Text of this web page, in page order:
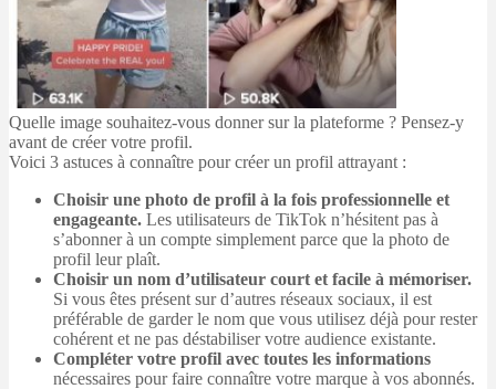
Quelle image souhaitez-vous donner sur la plateforme ? Pensez-y
avant de créer votre profil.
Voici 3 astuces à connaître pour créer un profil attrayant :
Choisir une photo de profil à la fois professionnelle et
engageante. Les utilisateurs de TikTok n’hésitent pas à
s’abonner à un compte simplement parce que la photo de
profil leur plaît.
Choisir un nom d’utilisateur court et facile à mémoriser.
Si vous êtes présent sur d’autres réseaux sociaux, il est
préférable de garder le nom que vous utilisez déjà pour rester
cohérent et ne pas déstabiliser votre audience existante.
Compléter votre profil avec toutes les informations
nécessaires pour faire connaître votre marque à vos abonnés.